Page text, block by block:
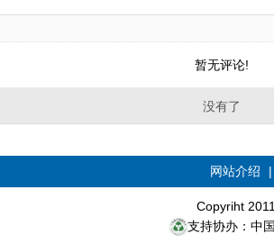
暂无评论!
没有了
网站介绍
Copyriht
支持协办：中